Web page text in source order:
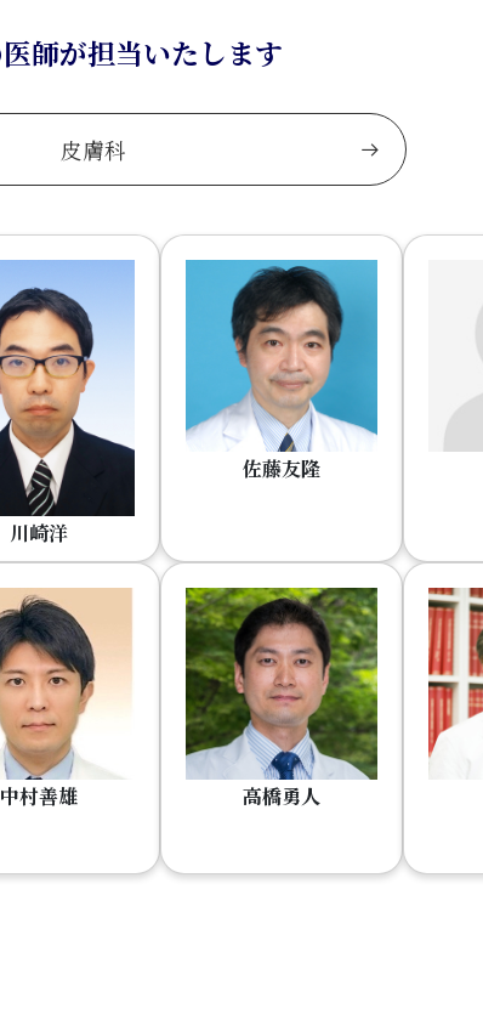
師が担当いたします
皮膚科
川崎洋
佐藤友隆
中村善雄 高橋勇人